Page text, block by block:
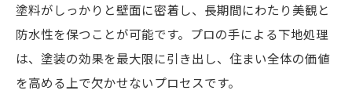
塗料がしっかりと壁面に密着し、長期間にわたり美観と
防水性を保つことが可能です。プロの手による下地処理
は、塗装の効果を最大限に引き出し、住まい全体の価値
を高める上で欠かせないプロセスです。